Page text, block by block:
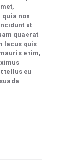
quia non
ut
quaerat
lacus quis
enim,
tellus eu